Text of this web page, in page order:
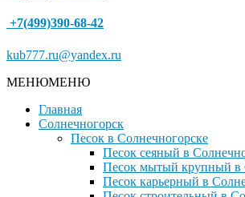
+7(499)390-68-42
kub777.ru@yandex.ru
МЕНЮМЕНЮ
Главная
Солнечногорск
Песок в Солнечногорске
Песок сеяный в
Песок мытый крупный в
Песок карьерный в